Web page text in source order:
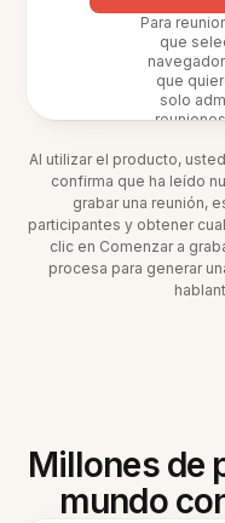
Para
que
que
solo
Al utilizar el producto,
confirma que ha leído
grabar una reunión,
participantes y obtener
clic en Comenzar a
procesa para generar
Millones de
mundo